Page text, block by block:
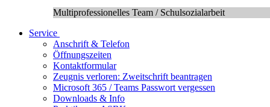
Multiprofessionelles Team / Schulsozialarbeit
Service
Anschrift & Telefon
Öffnungszeiten
Kontaktformular
Zeugnis verloren: Zweitschrift beantragen
Microsoft 365 / Teams Passwort vergessen
Downloads & Info